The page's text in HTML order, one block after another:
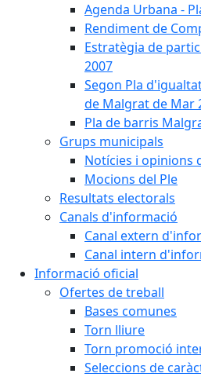
Agenda Urbana -
Rendiment de
Estratègia de
2007
Segon Pla
de Malgrat de Mar
Pla de barris
Grups municipals
Notícies i opinions
Mocions del Ple
Resultats electorals
Canals d'informació
Canal extern
Canal intern
Informació oficial
Ofertes de treball
Bases comunes
Torn lliure
Torn promoció
Seleccions de